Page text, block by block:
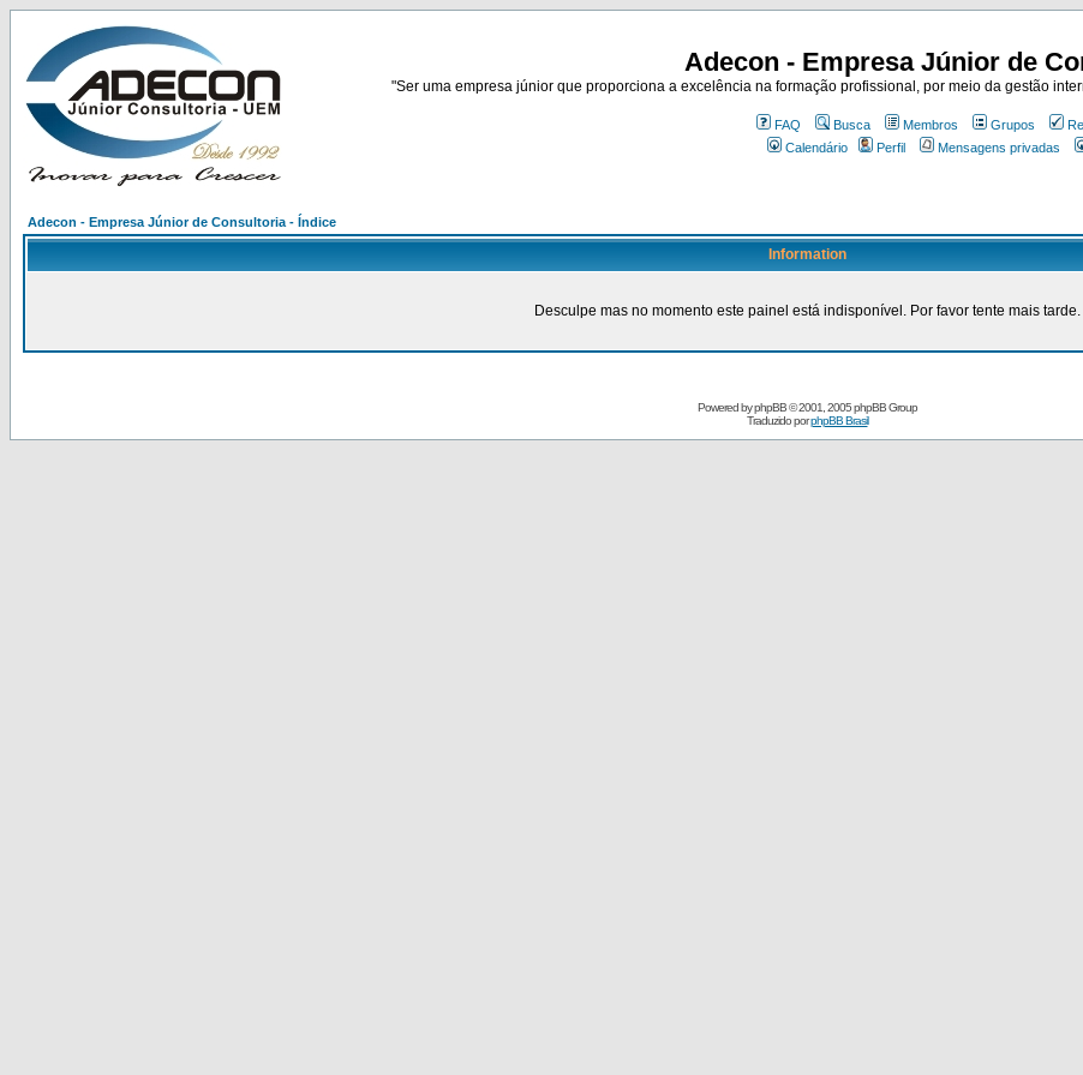
Adecon - Empresa Júnior de
"Ser uma empresa júnior que proporciona a excelência na formação profissional, por meio da gestão
FAQ Busca Membros Grupos
Calendário
Perfil Mensagens privadas
Adecon - Empresa Júnior de Consultoria - Índice
Information
Desculpe mas no momento este painel está indisponível. Por favor tente mais tarde.
Powered byphpBB© 2001, 2005 phpBB Group
Traduzido porphpBB Brasil